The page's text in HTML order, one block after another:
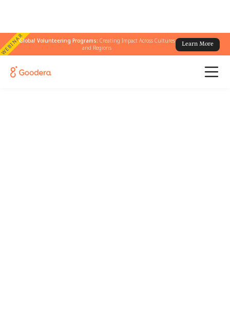
WEBINARGlobal Volunteering Programs: Creating Impact Across Cultures
and Regions
Learn More